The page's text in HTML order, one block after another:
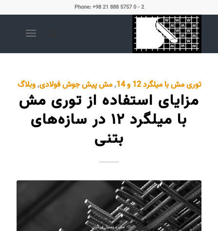
Phone: +98 21 888 5757 0 - 2
توری مش با میلگرد 12 و 14 ,مش پیش جوش فولادی,وبلاگ
مزایای استفاده از توری مش
با میلگرد ۱۲ در سازه‌های
بتنی